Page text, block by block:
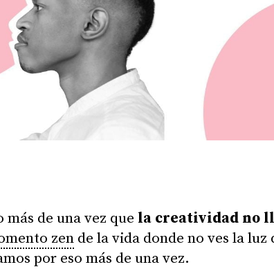
más de una vez que la creatividad no
zen de la vida donde no ves la luz
por eso más de una vez.